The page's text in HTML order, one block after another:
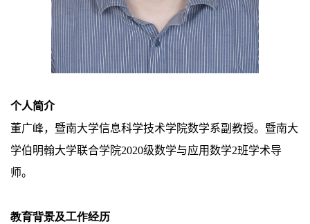
个人简介
董广峰，暨南大学信息科学技术学院数学系副教授。暨南大
学伯明翰大学联合学院2020级数学与应用数学2班学术导
师。
教育背景及工作经历